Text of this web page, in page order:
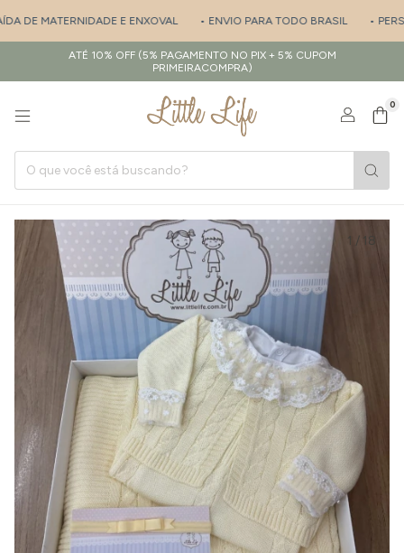
MATERNIDADE E ENXOVAL • ENVIO PARA TODO BRASIL •
ATÉ 10% OFF (5% PAGAMENTO NO PIX + 5% CUPOM
PRIMEIRACOMPRA)
0
1 / 18